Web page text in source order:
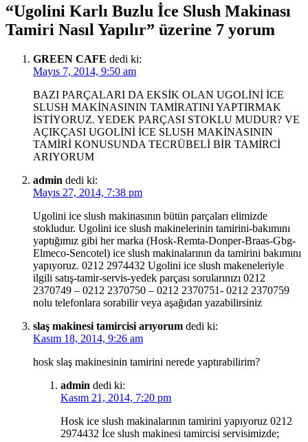
“Ugolini Karlı Buzlu İce Slush Makinası
Tamiri Nasıl Yapılır” üzerine 7 yorum
GREEN CAFE dedi ki:
Mayıs 7, 2014, 9:50 am
BAZI PARÇALARI DA EKSİK OLAN UGOLİNİ İCE
SLUSH MAKİNASININ TAMİRATINI YAPTIRMAK
İSTİYORUZ. YEDEK PARÇASI STOKLU MUDUR? VE
AÇIKÇASI UGOLİNİ İCE SLUSH MAKİNASININ
TAMİRİ KONUSUNDA TECRÜBELİ BİR TAMİRCİ
ARIYORUM
admin dedi ki:
Mayıs 27, 2014, 7:38 pm
Ugolini ice slush makinasının bütün parçaları elimizde
stokludur. Ugolini ice slush makinelerinin tamirini-bakımını
yaptığımız gibi her marka (Hosk-Remta-Donper-Braas-Gbg-
Elmeco-Sencotel) ice slush makinalarının da tamirini bakımını
yapıyoruz. 0212 2974432 Ugolini ice slush makeneleriyle
ilgili satış-tamir-servis-yedek parçası sorularınızı 0212
2370749 – 0212 2370750 – 0212 2370751- 0212 2370759
nolu telefonlara sorabilir veya aşağıdan yazabilirsiniz
slaş makinesi tamircisi arıyorum dedi ki:
Kasım 18, 2014, 9:26 am
hosk slaş makinesinin tamirini nerede yaptırabilirim?
admin dedi ki:
Kasım 21, 2014, 7:20 pm
Hosk ice slush makinalarının tamirini yapıyoruz 0212
2974432 İce slush makinesi tamircisi servisimizde;